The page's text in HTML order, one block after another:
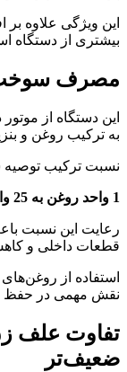
این ویژگی علاوه
بیشتری از دستگاه
مصرف سوخت
این دستگاه از
به ترکیب روغن و
نسبت ترکیب توصیه
1 واحد روغن به 25 واحد بنزین
رعایت این نسبت
قطعات داخلی و
استفاده از
نقش مهمی در حفظ
ضعیف‌تر